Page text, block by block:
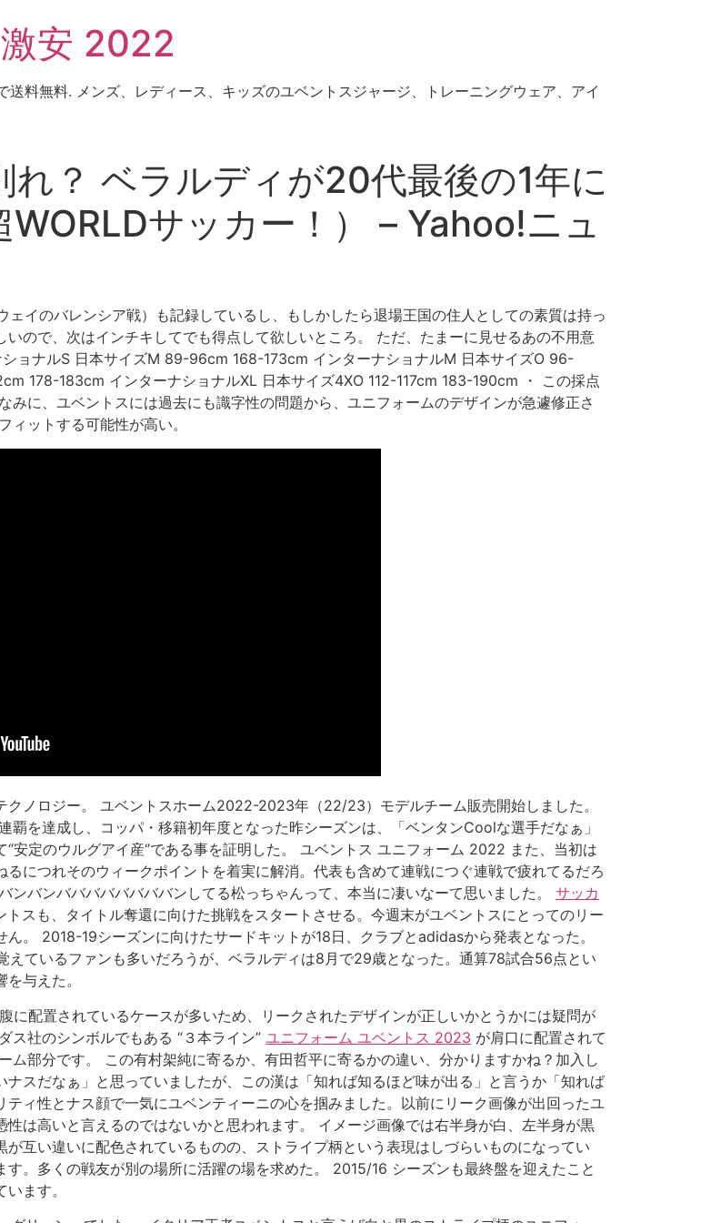
安 2022
料無料. メンズ、レディース、キッズのユベントスジャージ、トレーニングウェア、アイ
？ ベラルディが20代最後の1年に
サッカー！） – Yahoo!ニュ
ェイのバレンシア戦）も記録しているし、もしかしたら退場王国の住人としての素質は持っ
ので、次はインチキしてでも得点して欲しいところ。 ただ、たまーに見せるあの不用意
ョナルS 日本サイズM 89-96cm 168-173cm インターナショナルM 日本サイズO 96-
178-183cm インターナショナルXL 日本サイズ4XO 112-117cm 183-190cm ・ この採点
に、ユベントスには過去にも識字性の問題から、ユニフォームのデザインが急遽修正さ
ットする可能性が高い。
ノロジー。 ユベントスホーム2022-2023年（22/23）モデルチーム販売開始しました。
を達成し、コッパ・移籍初年度となった昨シーズンは、「ベンタンCoolな選手だなぁ」
安定のウルグアイ産‘’である事を証明した。 ユベントス ユニフォーム 2022 また、当初は
につれそのウィークポイントを着実に解消。代表も含めて連戦につぐ連戦で疲れてるだろ
バンババババババババンしてる松っちゃんって、本当に凄いなーて思いました。 サッカ
トスも、タイトル奪還に向けた挑戦をスタートさせる。今週末がユベントスにとってのリー
。 2018-19シーズンに向けたサードキットが18日、クラブとadidasから発表となった。
ているファンも多いだろうが、ベラルディは8月で29歳となった。通算78試合56点とい
与えた。
に配置されているケースが多いため、リークされたデザインが正しいかとうかには疑問が
ス社のシンボルでもある “３本ライン” ユニフォーム ユベントス 2023 が肩口に配置されて
部分です。 この有村架純に寄るか、有田哲平に寄るかの違い、分かりますかね？加入し
スだなぁ」と思っていましたが、この漢は「知れば知るほど味が出る」と言うか「知れば
ィ性とナス顔で一気にユベンティーニの心を掴みました。以前にリーク画像が出回ったユ
は高いと言えるのではないかと思われます。 イメージ画像では右半身が白、左半身が黒
互い違いに配色されているものの、ストライプ柄という表現はしづらいものになってい
。多くの戦友が別の場所に活躍の場を求めた。 2015/16 シーズンも最終盤を迎えたこと
ます。